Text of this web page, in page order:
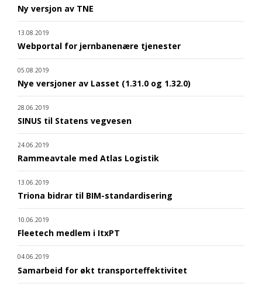
Ny versjon av TNE
13.08.2019
Webportal for jernbanenære tjenester
05.08.2019
Nye versjoner av Lasset (1.31.0 og 1.32.0)
28.06.2019
SINUS til Statens vegvesen
24.06.2019
Rammeavtale med Atlas Logistik
13.06.2019
Triona bidrar til BIM-standardisering
10.06.2019
Fleetech medlem i ItxPT
04.06.2019
Samarbeid for økt transporteffektivitet